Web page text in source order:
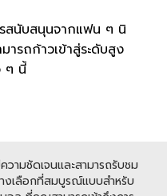
นับสนุนจากแฟน ๆ นิ
ารถก้าวเข้าสู่ระดับสูง
ๆ นี้
มชัดเจนและสามารถรับชม
งเลือกที่สมบูรณ์แบบสำหรับ